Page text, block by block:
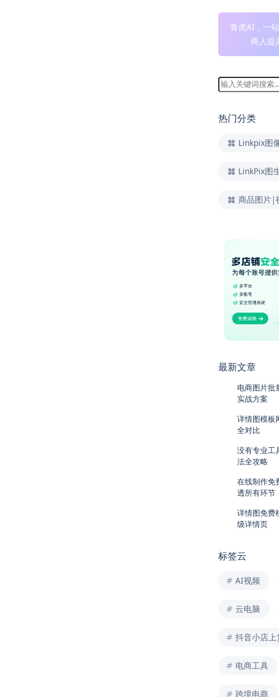
青虎AI，一
商人提
热门分类
Linkpix图
LinkPix图
商品图片|
最新文章
电商图片批
实战方案
详情图模板
全对比
没有专业工
法全攻略
在线制作免
透所有环节
详情图免费
级详情页
标签云
AI视频
云电脑
抖音小店上
电商工具
跨境电商